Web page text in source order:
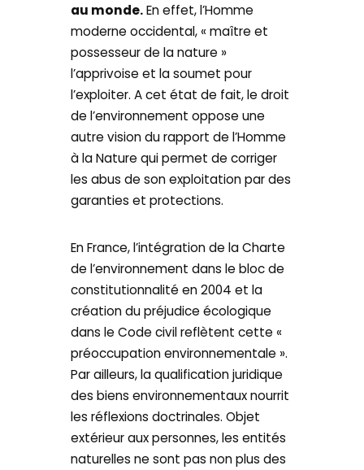
au monde.En effet, l’Homme
moderne occidental, « maître et
possesseur de la nature »
l’apprivoise et la soumet pour
l’exploiter. A cet état de fait, le droit
de l’environnement oppose une
autre vision du rapport de l’Homme
à la Nature qui permet de corriger
les abus de son exploitation par des
garanties et protections.
En France, l’intégration de la Charte
de l’environnement dans le bloc de
constitutionnalité en 2004 et la
création du préjudice écologique
dans le Code civil reflètent cette «
préoccupation environnementale ».
Par ailleurs, la qualification juridique
des biens environnementaux nourrit
les réflexions doctrinales. Objet
extérieur aux personnes, les entités
naturelles ne sont pas non plus des